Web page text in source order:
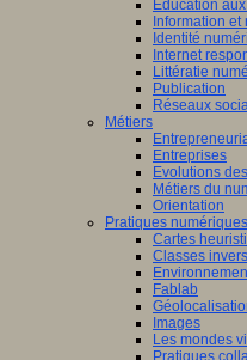
Education
Information
Identité
Internet
Littératie
Publication
Réseaux
Métiers
Entreprises
Evolutions
Métiers du
Orientation
Pratiques numériques
Cartes
Classes
Fablab
Images
Les mondes
Pratiques